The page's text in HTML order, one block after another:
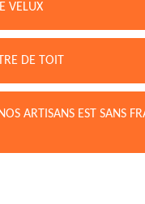
VELUX
DE TOIT
ARTISANS EST SANS